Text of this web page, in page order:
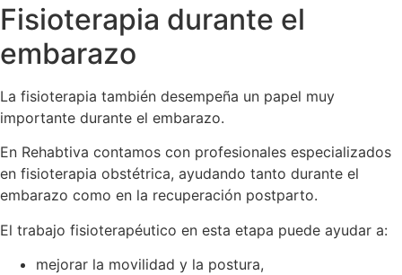
Fisioterapia durante el
embarazo
La fisioterapia también desempeña un papel muy
importante durante el embarazo.
En Rehabtiva contamos con profesionales especializados
en fisioterapia obstétrica, ayudando tanto durante el
embarazo como en la recuperación postparto.
El trabajo fisioterapéutico en esta etapa puede ayudar a:
mejorar la movilidad y la postura,